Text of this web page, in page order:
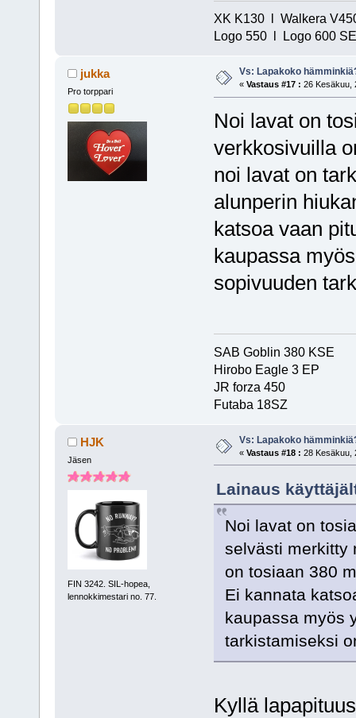
XK K130 l Walkera
Logo 550 l Logo 600
jukka
Pro torppari
Vs: Lapakoko
« Vastaus #17 : 26 Kesäkuu,
Noi lavat on
verkkosivuilla
noi lavat on
alunperin
katsoa vaan
kaupassa
sopivuuden
SAB Goblin 380 KSE
Hirobo Eagle 3 EP
JR forza 450
Futaba 18SZ
HJK
Jäsen
FIN 3242. SIL-hopea,
lennokkimestari no. 77.
Vs: Lapakoko
« Vastaus #18 : 28 Kesäkuu,
Lainaus
Noi lavat on
selvästi merkitty
on tosiaan 380
Ei kannata
kaupassa myös
tarkistamiseksi
Kyllä